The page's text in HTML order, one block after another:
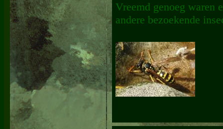
Vreemd genoeg waren
andere bezoekende